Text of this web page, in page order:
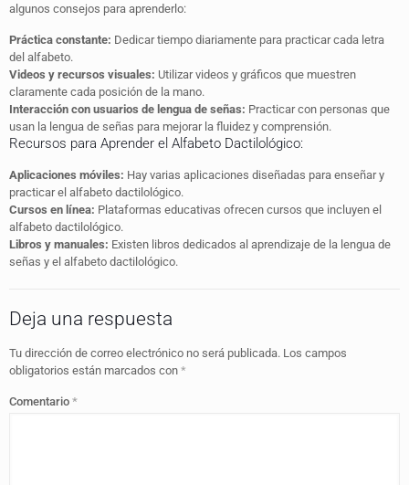
algunos consejos para aprenderlo:
Práctica constante: Dedicar tiempo diariamente para practicar cada letra
del alfabeto.
Videos y recursos visuales: Utilizar videos y gráficos que muestren
claramente cada posición de la mano.
Interacción con usuarios de lengua de señas: Practicar con personas que
usan la lengua de señas para mejorar la fluidez y comprensión.
Recursos para Aprender el Alfabeto Dactilológico:
Aplicaciones móviles: Hay varias aplicaciones diseñadas para enseñar y
practicar el alfabeto dactilológico.
Cursos en línea: Plataformas educativas ofrecen cursos que incluyen el
alfabeto dactilológico.
Libros y manuales: Existen libros dedicados al aprendizaje de la lengua de
señas y el alfabeto dactilológico.
Deja una respuesta
Tu dirección de correo electrónico no será publicada. Los campos
obligatorios están marcados con *
Comentario *